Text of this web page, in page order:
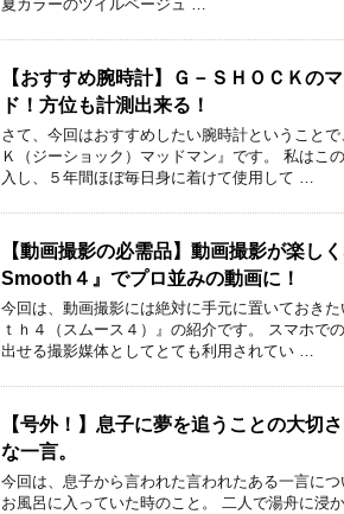
夏カラーのツイルベージュ …
【おすすめ腕時計】Ｇ－ＳＨＯＣＫの
ド！方位も計測出来る！
さて、今回はおすすめしたい腕時計ということ
Ｋ（ジーショック）マッドマン』です。 私はこ
入し、５年間ほぼ毎日身に着けて使用して …
【動画撮影の必需品】動画撮影が楽し
Smooth４』でプロ並みの動画に！
今回は、動画撮影には絶対に手元に置いておき
ｔｈ４（スムース４）』の紹介です。 スマホで
出せる撮影媒体としてとても利用されてい …
【号外！】息子に夢を追うことの大切
な一言。
今回は、息子から言われた言われたある一言に
お風呂に入っていた時のこと。 二人で湯舟に浸